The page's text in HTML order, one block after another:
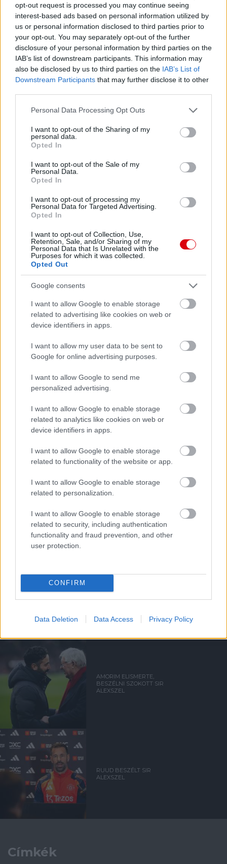
opt-out request is processed you may continue seeing
interest-based ads based on personal information utilized by
us or personal information disclosed to third parties prior to
your opt-out. You may separately opt-out of the further
disclosure of your personal information by third parties on the
IAB’s list of downstream participants. This information may
also be disclosed by us to third parties on the IAB’s List of
Downstream Participants that may further disclose it to other
Please note that this website/app uses one or more Google
not limited to your visit or usage behaviour. You may click to
grant or deny consent to Google and its third-party tags to
use your data for below specified purposes in below Google
consent section.
Personal Data Processing Opt Outs
I want to opt-out of the Sharing of my
personal data.
Opted In
I want to opt-out of the Sale of my
Personal Data.
Opted In
I want to opt-out of processing my
Personal Data for Targeted Advertising.
Opted In
I want to opt-out of Collection, Use,
Retention, Sale, and/or Sharing of my
Personal Data that Is Unrelated with the
Purposes for which it was collected.
Opted Out
Google consents
I want to allow Google to enable storage
related to advertising like cookies on web or
device identifiers in apps.
I want to allow my user data to be sent to
Google for online advertising purposes.
I want to allow Google to send me
personalized advertising.
I want to allow Google to enable storage
related to analytics like cookies on web or
device identifiers in apps.
I want to allow Google to enable storage
related to functionality of the website or app.
I want to allow Google to enable storage
related to personalization.
I want to allow Google to enable storage
related to security, including authentication
functionality and fraud prevention, and other
user protection.
CONFIRM
Data Deletion Data Access Privacy Policy
Meccs Center
Paris Saint-Germainvs
Manchester United
Nya Ullevi, Göteborg
2026-08-08 17:00
Leeds UnitedvsManchester United
AC MilanvsManchester United2026-08-15 18:00
ELŐZŐ MÉRKŐZÉSEK
Támogatás
Támogasd adományoddal
Kapcsolódó hírek
SIR ALEX FERGUSON
FLETCHER "SZÜRREÁLIS"
VISSZAHOZÁSÁRÓL
UTÁNPÓTLÁSLESEN: 4. HÉT
AMORIM ELISMERTE,
BESZÉLNI SZOKOTT SIR
ALEXSZEL
RUUD BESZÉLT SIR
ALEXSZEL
Címkék